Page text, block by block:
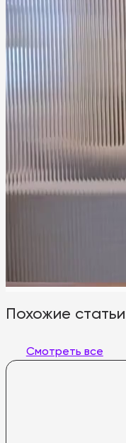
Похожие
Смотреть все